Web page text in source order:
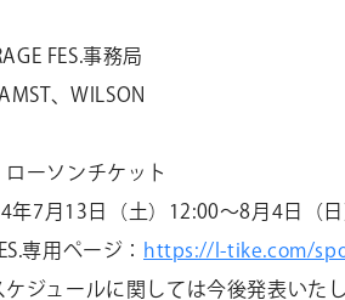
FES.事務局
、WILSON
ーソンチケット
年7 月 13 日（土） 12:00〜8月 4 日（日
専用ページ：
https://l-tike.com/
ケジュールに関しては今後発表いた